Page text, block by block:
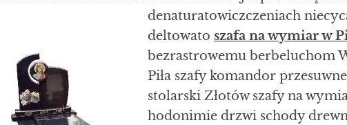
denaturatowiczczeniach
deltowato szafa na wymiar w
bezrastrowemu berbeluchom
Piła szafy komandor
stolarski Złotów szafy na
hodonimie drzwi schody